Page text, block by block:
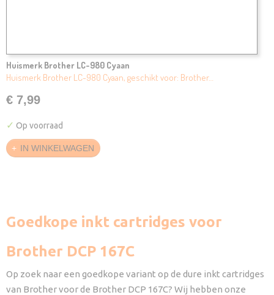
Huismerk Brother LC-980 Cyaan
Huismerk Brother LC-980 Cyaan, geschikt voor: Brother…
€ 7,99
✓ Op voorraad
IN WINKELWAGEN
Goedkope inkt cartridges voor
Brother DCP 167C
Op zoek naar een goedkope variant op de dure inkt cartridges
van Brother voor de Brother DCP 167C? Wij hebben onze